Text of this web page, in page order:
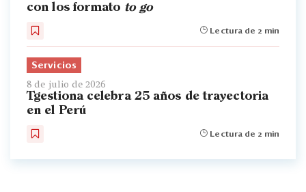
con los formato to go
Lectura de 2 min
Servicios
8 de julio de 2026
Tgestiona celebra 25 años de trayectoria
en el Perú
Lectura de 2 min